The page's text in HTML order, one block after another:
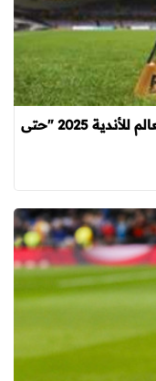
"الزمالك" لن يشارك في بطولة كأس العالم للأندية 2025 "حتى